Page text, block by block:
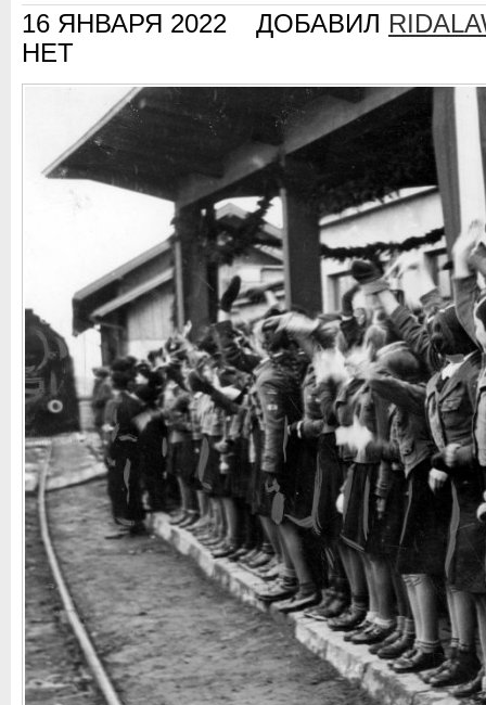
16 ЯНВАРЯ 2022 ДОБАВИЛ
НЕТ